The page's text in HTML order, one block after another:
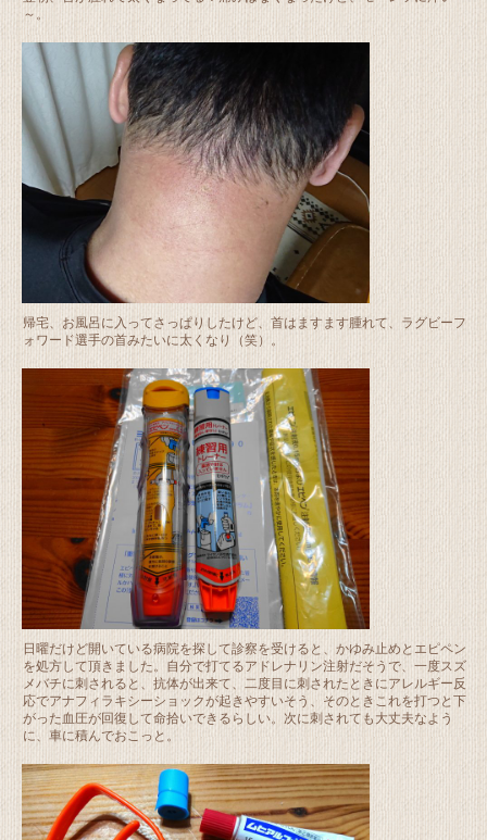
～。
帰宅、お風呂に入ってさっぱりしたけど、首はますます腫れて、ラグビーフ
ォワード選手の首みたいに太くなり（笑）。
日曜だけど開いている病院を探して診察を受けると、かゆみ止めとエピペン
を処方して頂きました。自分で打てるアドレナリン注射だそうで、一度スズ
メバチに刺されると、抗体が出来て、二度目に刺されたときにアレルギー反
応でアナフィラキシーショックが起きやすいそう、そのときこれを打つと下
がった血圧が回復して命拾いできるらしい。次に刺されても大丈夫なよう
に、車に積んでおこっと。